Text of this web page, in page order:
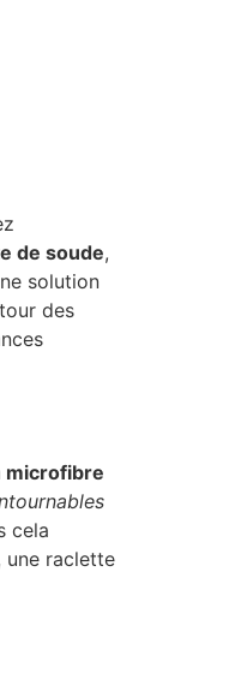
de soude,
solution
des
microfibre
cela
une raclette